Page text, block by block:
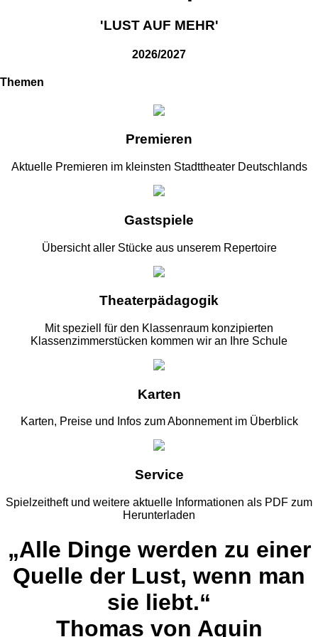
'LUST AUF MEHR'
2026/2027
Themen
Premieren
Aktuelle Premieren im kleinsten Stadttheater Deutschlands
Gastspiele
Übersicht aller Stücke aus unserem Repertoire
Theaterpädagogik
Mit speziell für den Klassenraum konzipierten
Klassenzimmerstücken kommen wir an Ihre Schule
Karten
Karten, Preise und Infos zum Abonnement im Überblick
Service
Spielzeitheft und weitere aktuelle Informationen als PDF zum
Herunterladen
„Alle Dinge werden zu einer
Quelle der Lust, wenn man
sie liebt.“
Thomas von Aquin